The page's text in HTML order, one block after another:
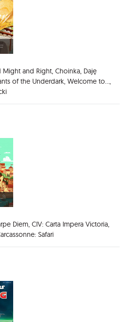
and Right, Choinka, Daję
of the Underdark, Welcome to...,
Diem, CIV: Carta Impera Victoria,
Safari